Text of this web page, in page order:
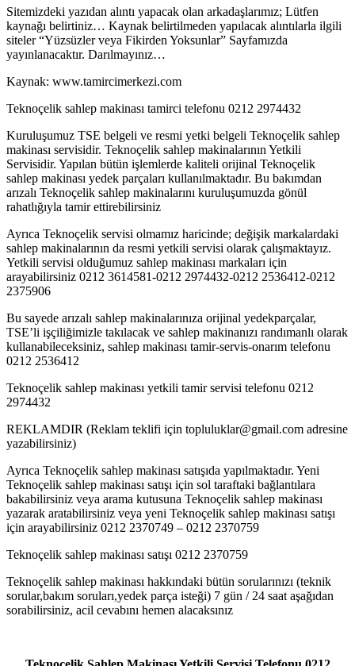
Sitemizdeki yazıdan alıntı yapacak olan arkadaşlarımız; Lütfen
kaynağı belirtiniz… Kaynak belirtilmeden yapılacak alıntılarla ilgili
siteler “Yüzsüzler veya Fikirden Yoksunlar” Sayfamızda
yayınlanacaktır. Darılmayınız…
Kaynak: www.tamircimerkezi.com
Teknoçelik sahlep makinası tamirci telefonu 0212 2974432
Kuruluşumuz TSE belgeli ve resmi yetki belgeli Teknoçelik sahlep
makinası servisidir. Teknoçelik sahlep makinalarının Yetkili
Servisidir. Yapılan bütün işlemlerde kaliteli orijinal Teknoçelik
sahlep makinası yedek parçaları kullanılmaktadır. Bu bakımdan
arızalı Teknoçelik sahlep makinalarını kuruluşumuzda gönül
rahatlığıyla tamir ettirebilirsiniz
Ayrıca Teknoçelik servisi olmamız haricinde; değişik markalardaki
sahlep makinalarının da resmi yetkili servisi olarak çalışmaktayız.
Yetkili servisi olduğumuz sahlep makinası markaları için
arayabilirsiniz 0212 3614581-0212 2974432-0212 2536412-0212
2375906
Bu sayede arızalı sahlep makinalarınıza orijinal yedekparçalar,
TSE’li işçiliğimizle takılacak ve sahlep makinanızı randımanlı olarak
kullanabileceksiniz, sahlep makinası tamir-servis-onarım telefonu
0212 2536412
Teknoçelik sahlep makinası yetkili tamir servisi telefonu 0212
2974432
REKLAMDIR (Reklam teklifi için topluluklar@gmail.com adresine
yazabilirsiniz)
Ayrıca Teknoçelik sahlep makinası satışıda yapılmaktadır. Yeni
Teknoçelik sahlep makinası satışı için sol taraftaki bağlantılara
bakabilirsiniz veya arama kutusuna Teknoçelik sahlep makinası
yazarak aratabilirsiniz veya yeni Teknoçelik sahlep makinası satışı
için arayabilirsiniz 0212 2370749 – 0212 2370759
Teknoçelik sahlep makinası satışı 0212 2370759
Teknoçelik sahlep makinası hakkındaki bütün sorularınızı (teknik
sorular,bakım soruları,yedek parça isteği) 7 gün / 24 saat aşağıdan
sorabilirsiniz, acil cevabını hemen alacaksınız